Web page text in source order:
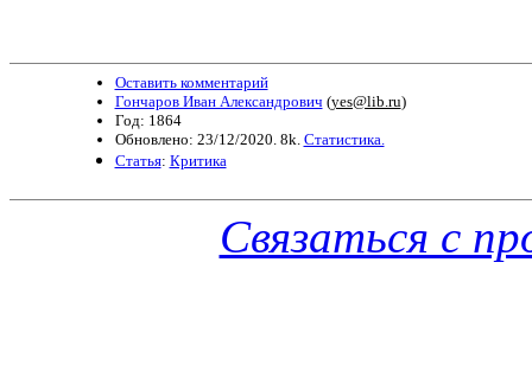
Оставить комментарий
Гончаров Иван Александрович (yes@lib.ru)
Год: 1864
Обновлено: 23/12/2020. 8k. Статистика.
Статья: Критика
Связаться с